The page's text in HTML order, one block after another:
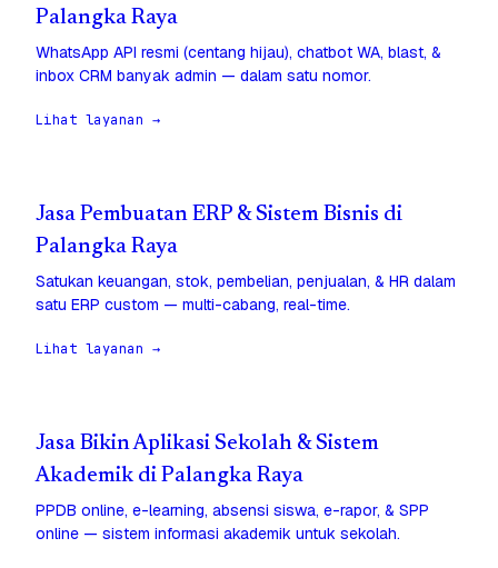
Palangka Raya
WhatsApp API resmi (centang hijau), chatbot WA, blast, &
inbox CRM banyak admin — dalam satu nomor.
Lihat layanan →
Jasa Pembuatan ERP & Sistem Bisnis di
Palangka Raya
Satukan keuangan, stok, pembelian, penjualan, & HR dalam
satu ERP custom — multi-cabang, real-time.
Lihat layanan →
Jasa Bikin Aplikasi Sekolah & Sistem
Akademik di Palangka Raya
PPDB online, e-learning, absensi siswa, e-rapor, & SPP
online — sistem informasi akademik untuk sekolah.